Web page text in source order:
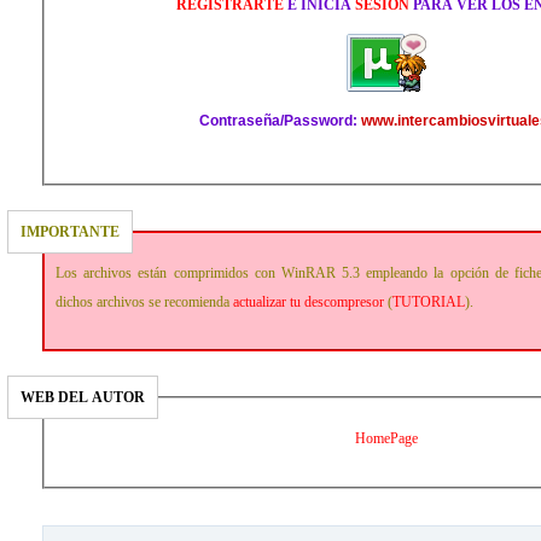
REGISTRARTEE INICIA SESIÓN PARA VER LOS
Contraseña/Password:
IMPORTANTE
Los archivos están comprimidos con WinRAR 5.3 empleando la opción de
dichos archivos se recomienda actualizar tu descompresor (TUTORIAL).
WEB DEL AUTOR
HomePage